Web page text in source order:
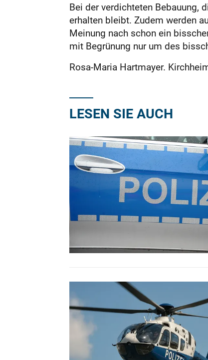
Bei der verdichteten Bebauung,
erhalten bleibt. Zudem werden
Meinung nach schon ein
mit Begrünung nur um des
Rosa-Maria Hartmayer.
LESEN SIE AUCH